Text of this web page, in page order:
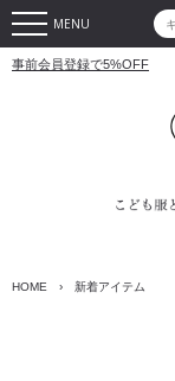
MENU
事前会員登録で5%OFF
HOME › 新着アイテム